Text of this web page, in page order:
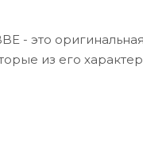
- это
из его